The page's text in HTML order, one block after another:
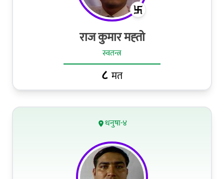
राज कुमार मह्‍तो
स्वतन्त्र
८ मत
धनुषा-४